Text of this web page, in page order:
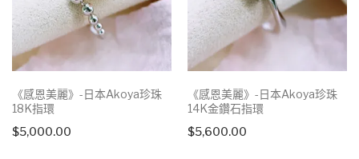
《感恩美麗》-日本Akoya珍珠
18K指環
$5,000.00
《感恩美麗》-日本Akoya珍珠
14K金鑽石指環
$5,600.00